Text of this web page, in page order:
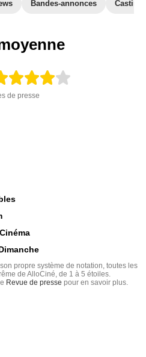
Bandes-annonces Casting
de presse
propre système de notation, toutes les
de AlloCiné, de 1 à 5 étoiles.
Revue de presse pour en savoir plus.